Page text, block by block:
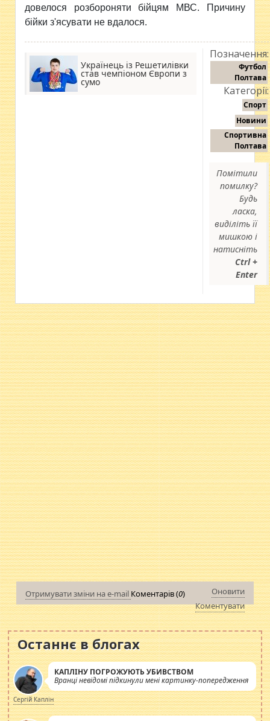
довелося розбороняти бійцям МВС. Причину
бійки з'ясувати не вдалося.
Українець із Решетилівки
став чемпіоном Європи з
сумо
Позначення:
Футбол
Полтава
Категорії:
Спорт
Новини
Спортивна
Полтава
Помітили
помилку?
Будь
ласка,
виділіть її
мишкою і
натисніть
Ctrl +
Enter
Отримувати зміни на e-mail Коментарів (0)
Оновити
Коментувати
Останнє в блогах
КАПЛІНУ ПОГРОЖУЮТЬ УБИВСТВОМ
Вранці невідомі підкинули мені картинку-попередження
Сергій Каплін